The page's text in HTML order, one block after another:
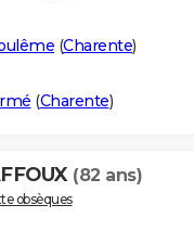
(Charente)
(Charente)
(82 ans)
obsèques